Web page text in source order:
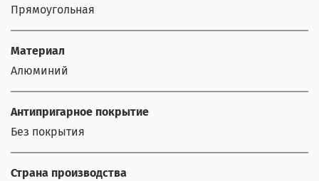
Прямоугольная
Материал
Алюминий
Антипригарное покрытие
Без покрытия
Страна производства